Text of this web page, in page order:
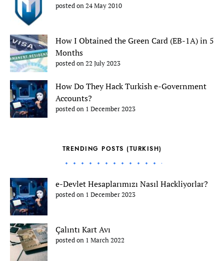
posted on 24 May 2010
How I Obtained the Green Card (EB-1A) in 5
Months
posted on 22 July 2023
How Do They Hack Turkish e-Government
Accounts?
posted on 1 December 2023
TRENDING POSTS (TURKISH)
e-Devlet Hesaplarımızı Nasıl Hackliyorlar?
posted on 1 December 2023
Çalıntı Kart Avı
posted on 1 March 2022